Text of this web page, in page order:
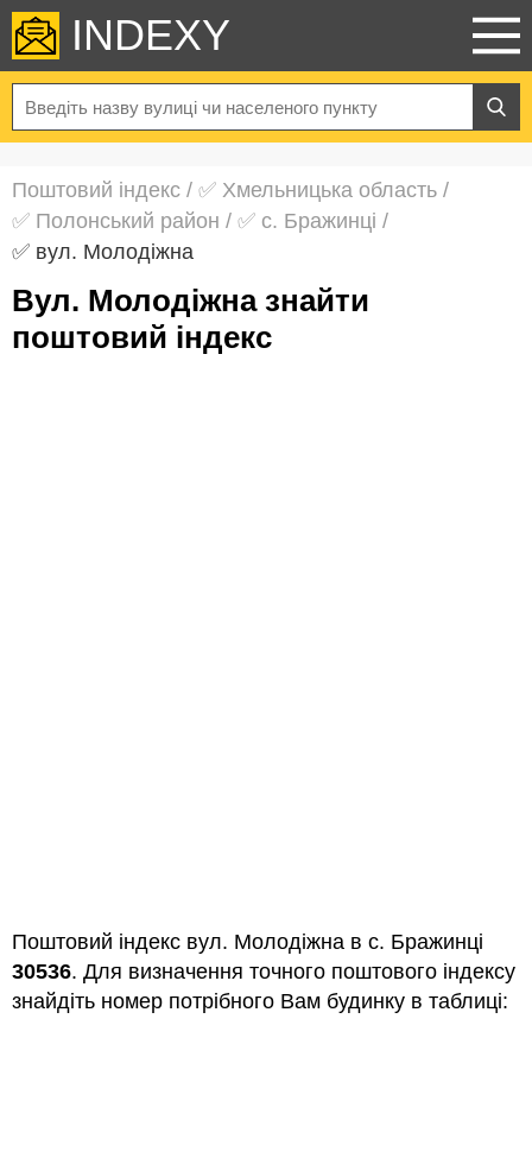
INDEXY
Поштовий індекс / ✅ Хмельницька область /
✅ Полонський район / ✅ с. Бражинці /
✅ вул. Молодіжна
вул. Молодіжна знайти
поштовий індекс
Поштовий індекс вул. Молодіжна в с. Бражинці
30536. Для визначення точного поштового індексу
знайдіть номер потрібного Вам будинку в таблиці: